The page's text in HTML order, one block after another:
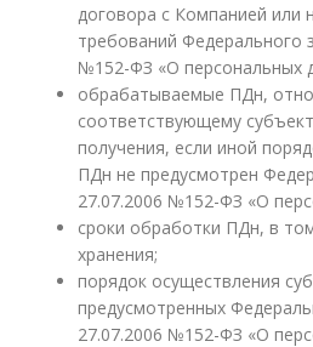
договора с Компанией или
требований Федерального
№152-ФЗ «О персональных
обрабатываемые ПДн,
соответствующему
получения, если иной
ПДн не предусмотрен
27.07.2006 №152-ФЗ «О
сроки обработки ПДн, в
хранения;
порядок осуществления
предусмотренных
27.07.2006 №152-ФЗ «О